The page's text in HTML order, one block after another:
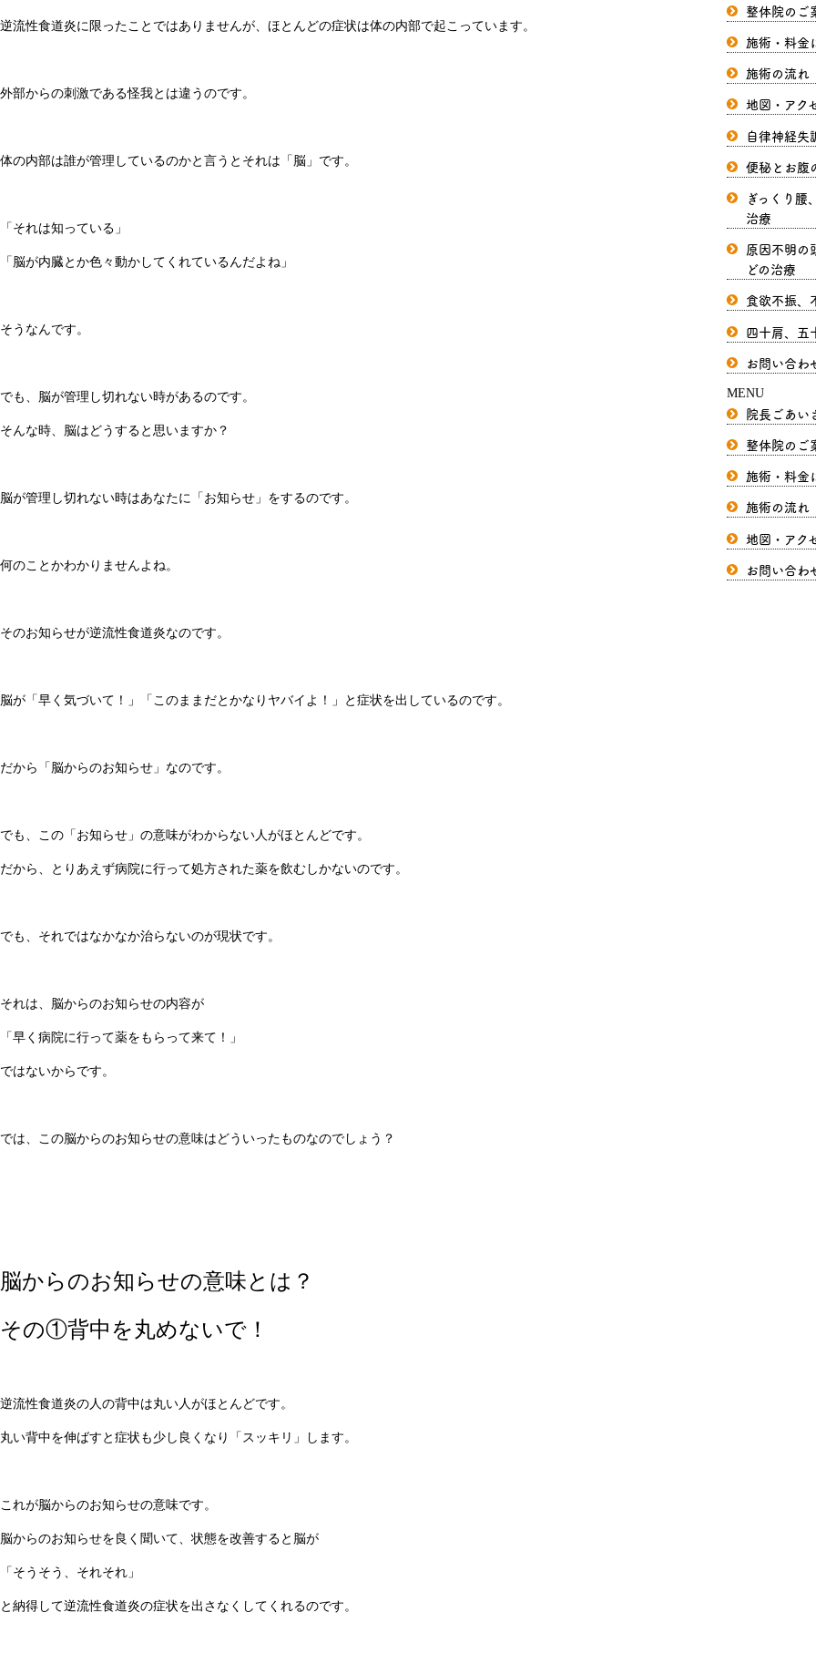
逆流性食道炎に限ったことではありませんが、ほとんどの症状は体の内部で起こっています。
外部からの刺激である怪我とは違うのです。
体の内部は誰が管理しているのかと言うとそれは「脳」です。
「それは知っている」
「脳が内臓とか色々動かしてくれているんだよね」
そうなんです。
でも、脳が管理し切れない時があるのです。
そんな時、脳はどうすると思いますか？
脳が管理し切れない時はあなたに「お知らせ」をするのです。
何のことかわかりませんよね。
そのお知らせが逆流性食道炎なのです。
脳が「早く気づいて！」「このままだとかなりヤバイよ！」と症状を出しているのです。
だから「脳からのお知らせ」なのです。
でも、この「お知らせ」の意味がわからない人がほとんどです。
だから、とりあえず病院に行って処方された薬を飲むしかないのです。
でも、それではなかなか治らないのが現状です。
それは、脳からのお知らせの内容が
「早く病院に行って薬をもらって来て！」
ではないからです。
では、この脳からのお知らせの意味はどういったものなのでしょう？
脳からのお知らせの意味とは？
その①背中を丸めないで！
逆流性食道炎の人の背中は丸い人がほとんどです。
丸い背中を伸ばすと症状も少し良くなり「スッキリ」します。
これが脳からのお知らせの意味です。
脳からのお知らせを良く聞いて、状態を改善すると脳が
「そうそう、それそれ」
と納得して逆流性食道炎の症状を出さなくしてくれるのです。
整体院のご
施術・料金
施術の流れ
地図・アク
自律神経失
便秘とお腹
ぎっくり腰
治療
原因不明の
どの治療
食欲不振、
四十肩、五
お問い合わ
MENU
院長ごあい
整体院のご
施術・料金
施術の流れ
地図・アク
お問い合わ